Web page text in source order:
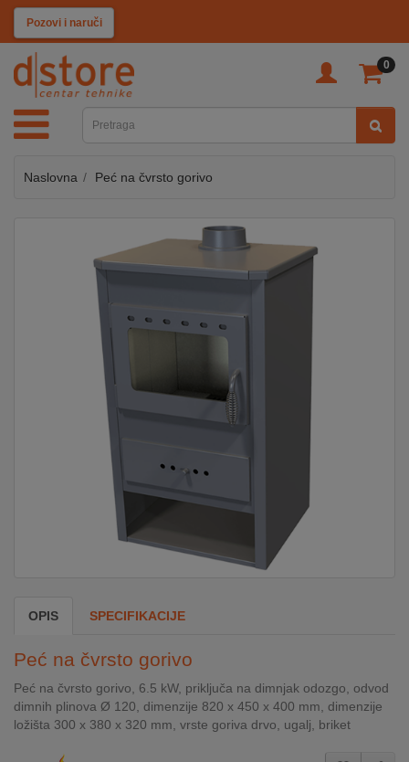
Pozovi i naruči
0
KATEGORIJE
TV
SAT
MOBILNI
KLIMATIZACIJA
Naslovna Peć na čvrsto gorivo
OPIS SPECIFIKACIJE
Peć na čvrsto gorivo
Peć na čvrsto gorivo, 6.5 kW, priključa na dimnjak odozgo, odvod
dimnih plinova Ø 120, dimenzije 820 x 450 x 400 mm, dimenzije
ložišta 300 x 380 x 320 mm, vrste goriva drvo, ugalj, briket